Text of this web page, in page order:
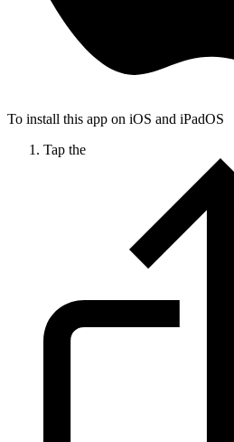
To install this app on iOS and iPadOS
Tap the